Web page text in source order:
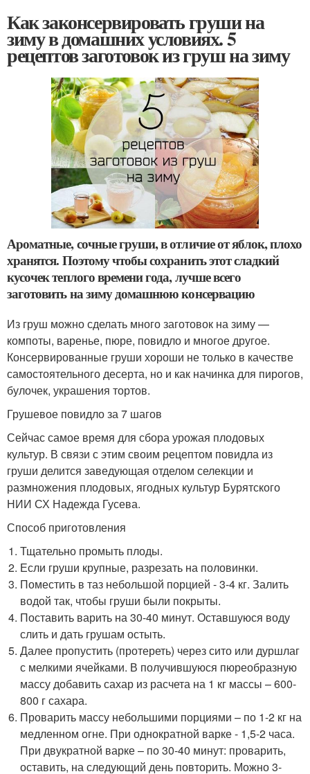
Как законсервировать груши на
зиму в домашних условиях. 5
рецептов заготовок из груш на зиму
Ароматные, сочные груши, в отличие от яблок, плохо
хранятся. Поэтому чтобы сохранить этот сладкий
кусочек теплого времени года, лучше всего
заготовить на зиму домашнюю консервацию
Из груш можно сделать много заготовок на зиму —
компоты, варенье, пюре, повидло и многое другое.
Консервированные груши хороши не только в качестве
самостоятельного десерта, но и как начинка для пирогов,
булочек, украшения тортов.
Грушевое повидло за 7 шагов
Сейчас самое время для сбора урожая плодовых
культур. В связи с этим своим рецептом повидла из
груши делится заведующая отделом селекции и
размножения плодовых, ягодных культур Бурятского
НИИ СХ Надежда Гусева.
Способ приготовления
Тщательно промыть плоды.
Если груши крупные, разрезать на половинки.
Поместить в таз небольшой порцией - 3-4 кг. Залить
водой так, чтобы груши были покрыты.
Поставить варить на 30-40 минут. Оставшуюся воду
слить и дать грушам остыть.
Далее пропустить (протереть) через сито или дуршлаг
с мелкими ячейками. В получившуюся пюреобразную
массу добавить сахар из расчета на 1 кг массы – 600-
800 г сахара.
Проварить массу небольшими порциями – по 1-2 кг на
медленном огне. При однократной варке - 1,5-2 часа.
При двукратной варке – по 30-40 минут: проварить,
оставить, на следующий день повторить. Можно 3-